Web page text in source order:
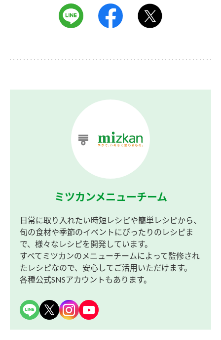
ミツカンメニューチーム
日常に取り入れたい時短レシピや簡単レシピから、
旬の食材や季節のイベントにぴったりのレシピま
で、様々なレシピを開発しています。
すべてミツカンのメニューチームによって監修され
たレシピなので、安心してご活用いただけます。
各種公式SNSアカウントもあります。